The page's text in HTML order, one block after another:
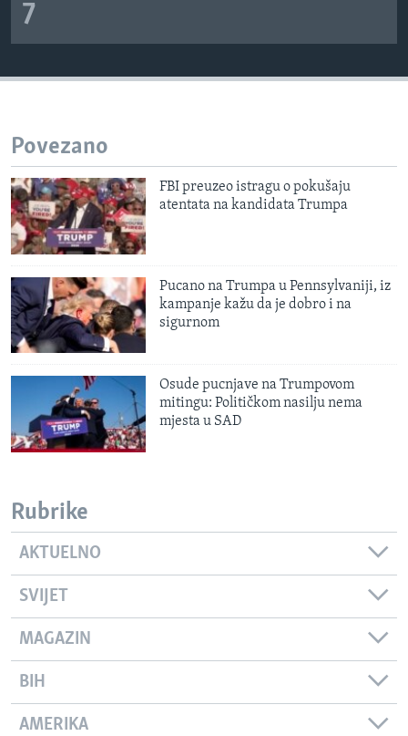
7
Povezano
FBI preuzeo istragu o pokušaju
atentata na kandidata Trumpa
Pucano na Trumpa u Pennsylvaniji, iz
kampanje kažu da je dobro i na
sigurnom
Osude pucnjave na Trumpovom
mitingu: Političkom nasilju nema
mjesta u SAD
Rubrike
AKTUELNO
SVIJET
MAGAZIN
BIH
AMERIKA